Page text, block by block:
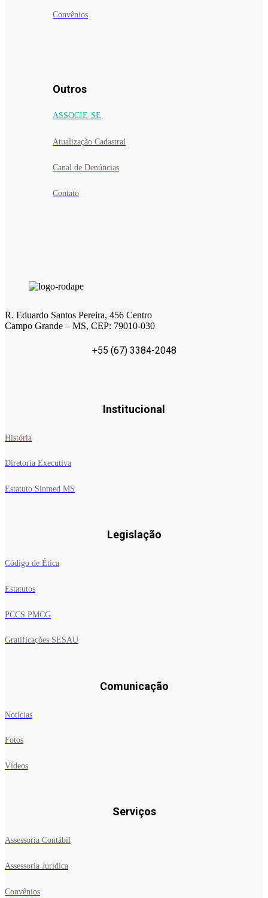
Convênios
Outros
ASSOCIE-SE
Atualização Cadastral
Canal de Denúncias
Contato
R. Eduardo Santos Pereira, 456 Centro
Campo Grande – MS, CEP: 79010-030
+55 (67) 3384-2048
Institucional
História
Diretoria Executiva
Estatuto Sinmed MS
Legislação
Código de Ética
Estatutos
PCCS PMCG
Gratificações SESAU
Comunicação
Notícias
Fotos
Vídeos
Serviços
Assessoria Contábil
Assessoria Jurídica
Convênios